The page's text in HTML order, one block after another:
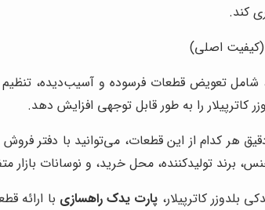
کند.
(کیفیت اصلی)
شامل تعویض قطعات فرسوده و آسیب‌دیده،
کاترپیلار را به طور قابل توجهی افزایش دهد.
هر کدام از این قطعات، می‌توانید با دفتر فروش
برند تولیدکننده، محل خرید، و نوسانات بازار
بلدوزر کاترپیلار، پارت یدک راهسازی با ارائه